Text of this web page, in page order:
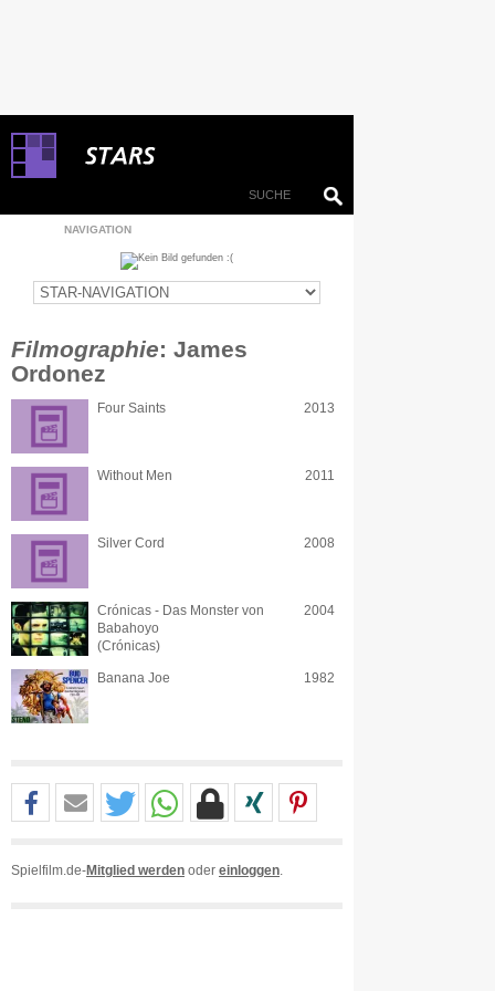
NAVIGATION
Filmographie: James
Ordonez
Four Saints 2013
Without Men 2011
Silver Cord 2008
Crónicas - Das Monster von
Babahoyo
(Crónicas)
2004
Banana Joe 1982
Spielfilm.de-Mitglied werden oder einloggen